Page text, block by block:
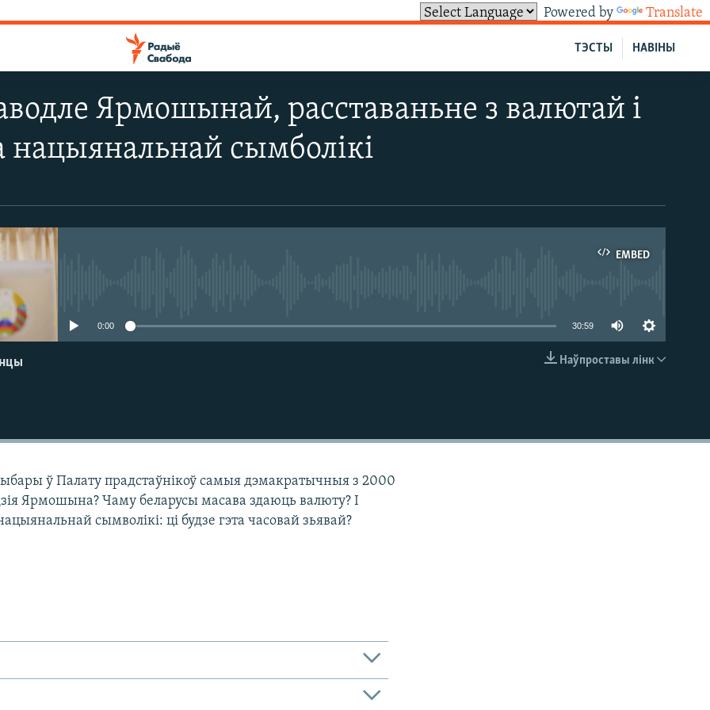
Powered by Translate
НАВІНЫ
ТЭСТЫ
Ярмошынай, расставаньне з валютай і
нацыянальнай сымболікі
EMBED
0:00 30:59
Наўпроставы лінк
ў Палату прадстаўнікоў самыя дэмакратычныя з 2000
Ярмошына? Чаму беларусы масава здаюць валюту? І
сымволікі: ці будзе гэта часовай зьявай?